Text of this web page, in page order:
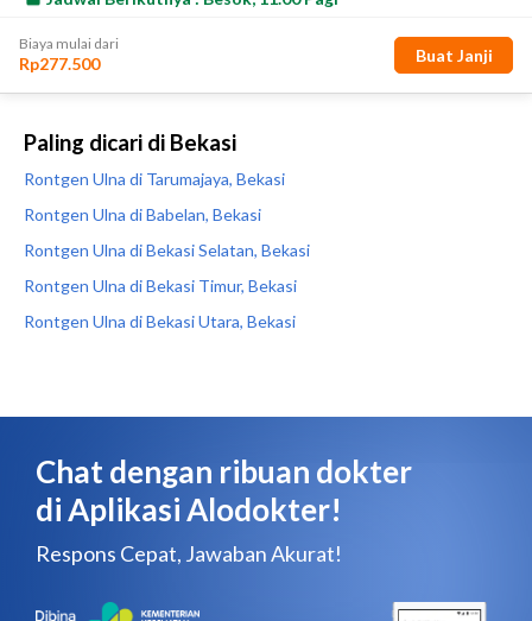
Paling dicari di Bekasi
Rontgen Ulna di Tarumajaya, Bekasi
Rontgen Ulna di Babelan, Bekasi
Rontgen Ulna di Bekasi Selatan, Bekasi
Rontgen Ulna di Bekasi Timur, Bekasi
Rontgen Ulna di Bekasi Utara, Bekasi